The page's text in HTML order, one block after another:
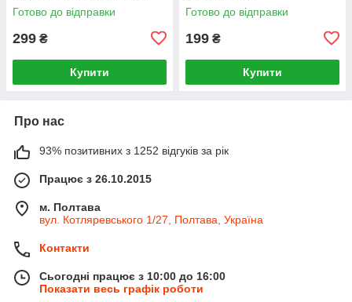
Готово до відправки
299 ₴
Купити
Готово до відправки
199 ₴
Купити
Про нас
93% позитивних з 1252 відгуків за рік
Працює з 26.10.2015
м. Полтава
вул. Котляревського 1/27, Полтава, Україна
Контакти
Сьогодні працює з 10:00 до 16:00
Показати весь графік роботи